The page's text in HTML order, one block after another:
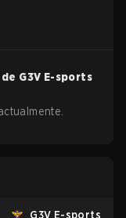
G3V E-sports
G3V E-sports